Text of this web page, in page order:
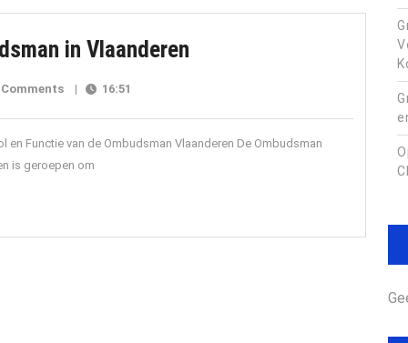
Vlaanderen
in Vlaanderen
Vlaanderen
Comments | 16:51
en Functie van de Ombudsman Vlaanderen De Ombudsman
is geroepen om